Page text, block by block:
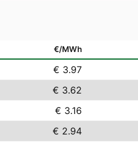
€/MWh
€ 3.97
€ 3.62
€ 3.16
€ 2.94